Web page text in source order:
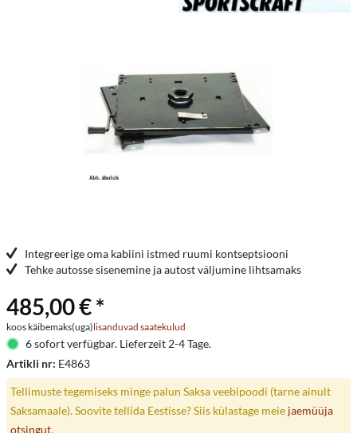
Integreerige oma kabiini istmed ruumi kontseptsiooni
Tehke autosse sisenemine ja autost väljumine lihtsamaks
485,00 € *
koos käibemaks(uga)lisanduvad saatekulud
6 sofort verfügbar. Lieferzeit 2-4 Tage.
Artikli nr: E4863
Tellimuste tegemiseks minge palun Saksa veebipoodi (tarne ainult
Saksamaale). Soovite tellida Eestisse? Siis külastage meie jaemüüja
otsingut.